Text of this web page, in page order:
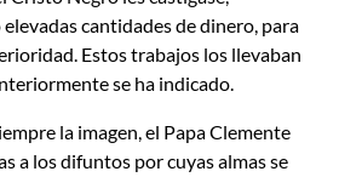
cantidades de dinero, para
Estos trabajos los llevaban
se ha indicado.
la imagen, el Papa Clemente
a los difuntos por cuyas almas se